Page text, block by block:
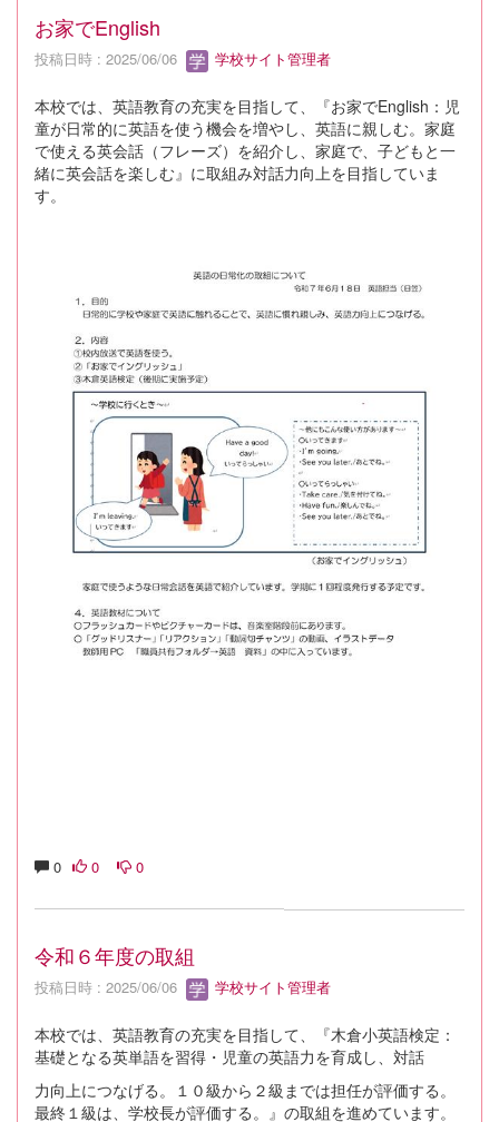
お家でEnglish
投稿日時 : 2025/06/06 学校サイト管理者
本校では、英語教育の充実を目指して、『お家でEnglish：児
童が日常的に英語を使う機会を増やし、英語に親しむ。家庭
で使える英会話（フレーズ）を紹介し、家庭で、子どもと一
緒に英会話を楽しむ』に取組み対話力向上を目指していま
す。
0 0 0
令和６年度の取組
投稿日時 : 2025/06/06 学校サイト管理者
本校では、英語教育の充実を目指して、『木倉小英語検定：
基礎となる英単語を習得・児童の英語力を育成し、対話
力向上につなげる。１０級から２級までは担任が評価する。
最終１級は、学校長が評価する。』の取組を進めています。